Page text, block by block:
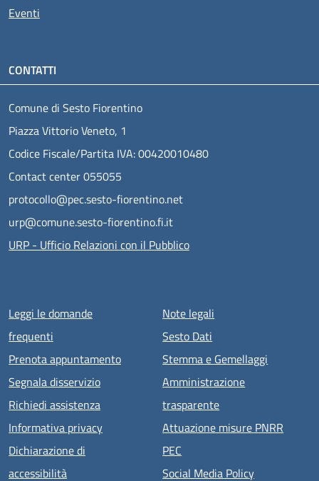
Eventi
CONTATTI
Comune di Sesto Fiorentino
Piazza Vittorio Veneto, 1
Codice Fiscale/Partita IVA: 00420010480
Contact center 055055
protocollo@pec.sesto-fiorentino.net
urp@comune.sesto-fiorentino.fi.it
URP - Ufficio Relazioni con il Pubblico
Menu piè di pagina
Leggi le domande
frequenti
Prenota appuntamento
Segnala disservizio
Richiedi assistenza
Informativa privacy
Dichiarazione di
accessibilità
Note legali
Sesto Dati
Stemma e Gemellaggi
Amministrazione
trasparente
Attuazione misure PNRR
PEC
Social Media Policy